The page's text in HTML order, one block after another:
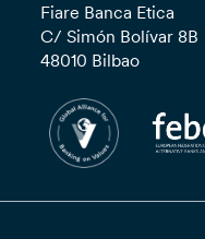
Fiare Banca Etica
C/ Simón Bolívar 8B
48010 Bilbao